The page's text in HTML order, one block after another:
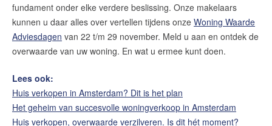
fundament onder elke verdere beslissing. Onze makelaars
kunnen u daar alles over vertellen tijdens onze Woning Waarde
Adviesdagen van 22 t/m 29 november. Meld u aan en ontdek de
overwaarde van uw woning. En wat u ermee kunt doen.
Lees ook:
Huis verkopen in Amsterdam? Dit is het plan
Het geheim van succesvolle woningverkoop in Amsterdam
Huis verkopen, overwaarde verzilveren. Is dit hét moment?